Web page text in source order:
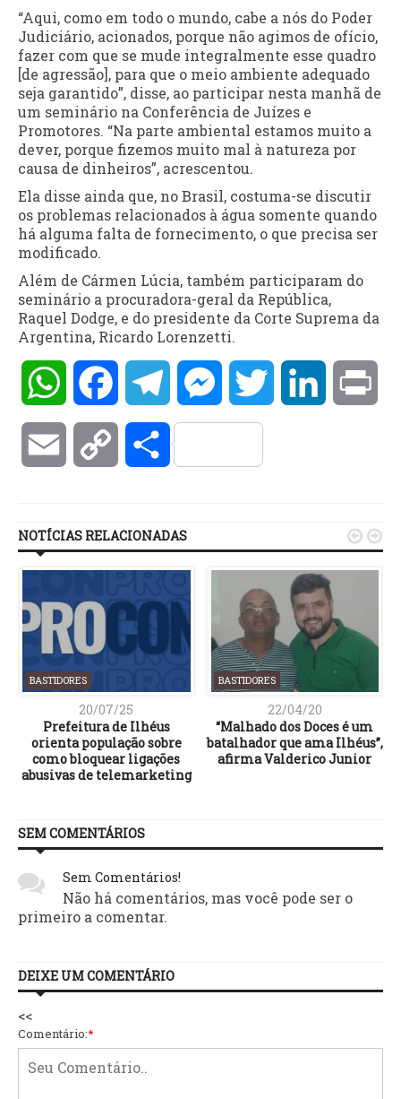
“Aqui, como em todo o mundo, cabe a nós do Poder
Judiciário, acionados, porque não agimos de ofício,
fazer com que se mude integralmente esse quadro
[de agressão], para que o meio ambiente adequado
seja garantido”, disse, ao participar nesta manhã de
um seminário na Conferência de Juízes e
Promotores. “Na parte ambiental estamos muito a
dever, porque fizemos muito mal à natureza por
causa de dinheiros”, acrescentou.
Ela disse ainda que, no Brasil, costuma-se discutir
os problemas relacionados à água somente quando
há alguma falta de fornecimento, o que precisa ser
modificado.
Além de Cármen Lúcia, também participaram do
seminário a procuradora-geral da República,
Raquel Dodge, e do presidente da Corte Suprema da
Argentina, Ricardo Lorenzetti.
WhatsAppFacebookTelegramMessengerTwitter LinkedIn
Email Copy Compartilhar
NOTÍCIAS RELACIONADAS
BASTIDORES
20/07/25
Prefeitura de Ilhéus
orienta população sobre
como bloquear ligações
abusivas de telemarketing
BASTIDORES
22/04/20
“Malhado dos Doces é um
batalhador que ama Ilhéus”,
afirma Valderico Junior
 
SEM COMENTÁRIOS
Sem Comentários!
Não há comentários, mas você pode ser o
primeiro a comentar.
DEIXE UM COMENTÁRIO
<<
Comentário:*